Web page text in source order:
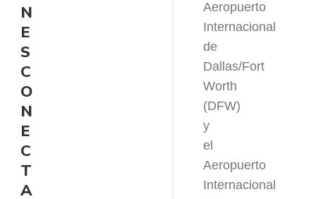
N
E
S
C
O
N
E
C
T
A
Aeropuerto
Internacional
de
Dallas/Fort
Worth
(DFW)
y
el
Aeropuerto
Internacional